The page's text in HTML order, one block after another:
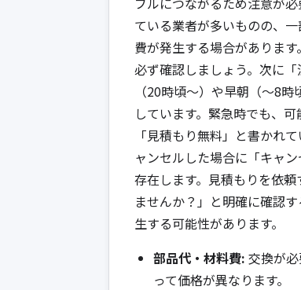
ている業者が多いものの、
費が発生する場合がありま
必ず確認しましょう。次に
（20時頃～）や早朝（～8
しています。緊急時でも、
「見積もり無料」と書かれ
ャンセルした場合に「キャ
存在します。見積もりを依
ませんか？」と明確に確認
生する可能性があります。
部品代・材料費: 交換が
って価格が異なります。